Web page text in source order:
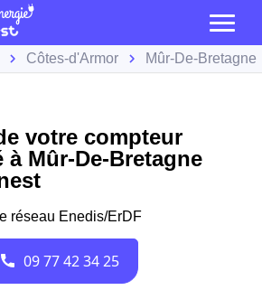
Côtes-d'Armor Mûr-De-Bretagne